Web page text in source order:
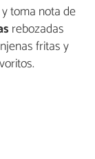
toma nota de
rebozadas
fritas y